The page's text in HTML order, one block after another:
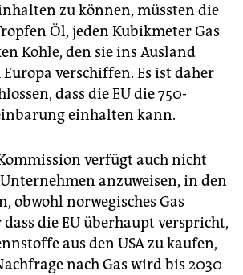
zu können, müssten die
Öl, jeden Kubikmeter Gas
Kohle, den sie ins Ausland
verschiffen. Es ist daher
dass die EU die 750-
einhalten kann.
verfügt auch nicht
anzuweisen, in den
obwohl norwegisches Gas
die EU überhaupt verspricht,
aus den USA zu kaufen,
nach Gas wird bis 2030